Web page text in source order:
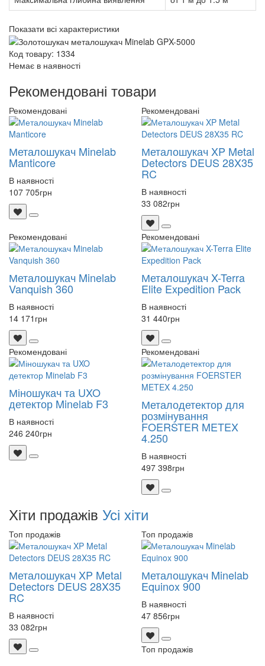
Показати всі характеристики
Код товару: 1334
Немає в наявності
Рекомендовані товари
Рекомендовані
Металошукач Minelab
Manticore
В наявності
107 705грн
Рекомендовані
Металошукач XP Metal
Detectors DEUS 28X35
RC
В наявності
33 082грн
Рекомендовані
Металошукач Minelab
Vanquish 360
В наявності
14 171 грн
Рекомендовані
Металошукач X-Terra
Elite Expedition Pack
В наявності
31 440грн
Рекомендовані
Міношукач та UXO
детектор Minelab F3
В наявності
246 240грн
Рекомендовані
Металодетектор для
розмінування
FOERSTER METEX
4.250
В наявності
497 398грн
Хіти продажів Усі хіти
Топ продажів
Металошукач XP Metal
Detectors DEUS 28X35
RC
В наявності
33 082грн
Топ продажів
Металошукач Minelab
Equinox 900
В наявності
47 856грн
Топ продажів